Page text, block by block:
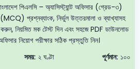
পিএলসি – অ্যাসিস্ট্যান্ট অফিসার (গ্রেড-৩)
প্রশ্নব্যাংক, নির্ভুল উত্তরমালা ও ব্যাখ্যাসহ
করুন, নিয়মিত মক টেস্ট দিন এবং সহজে PDF ডাউনলোড
নিয়োগ পরীক্ষার সঠিক প্রস্তুতি নিন।
সময়: ২ ঘণ্টা পূর্ণমান: ১০০